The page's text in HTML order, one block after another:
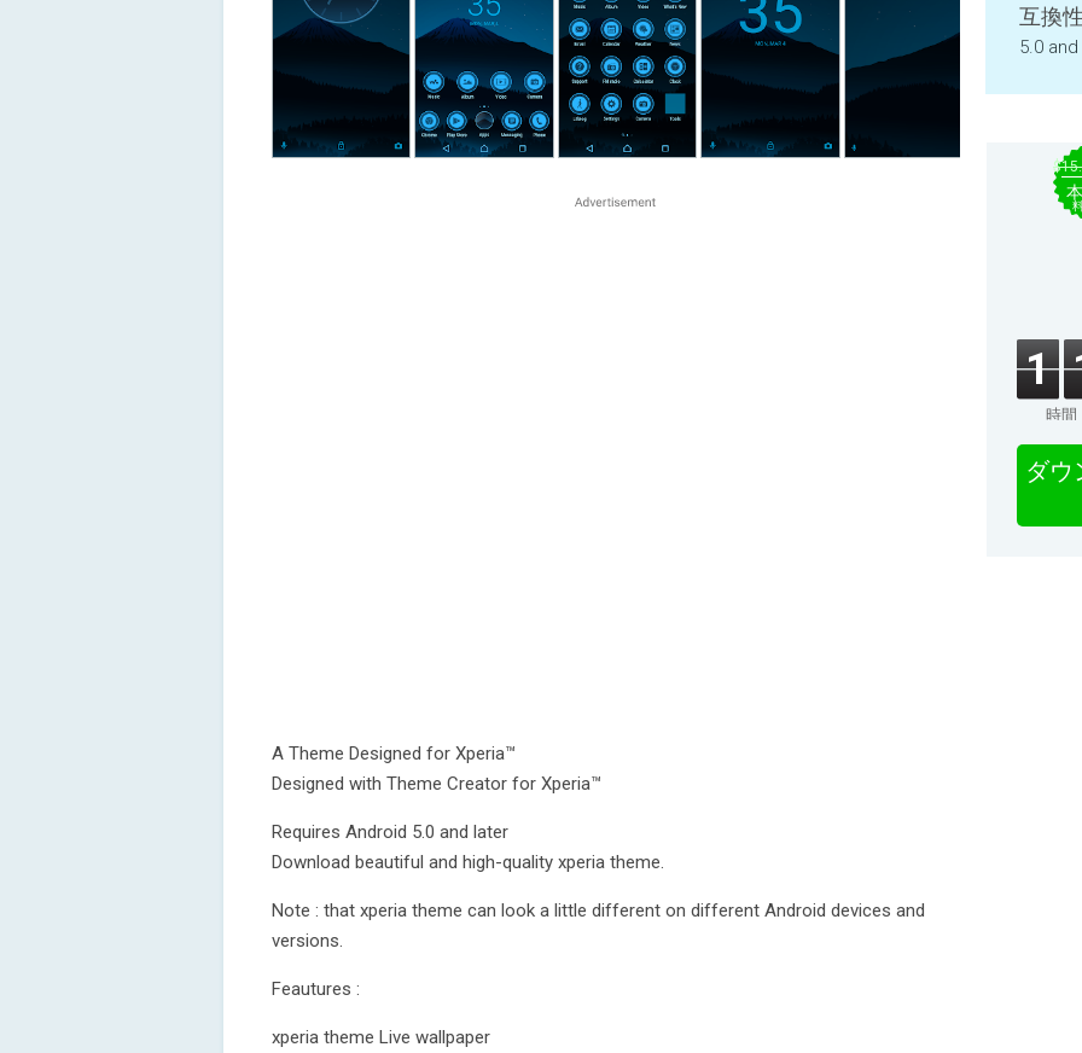
A Theme Designed for Xperia™
Designed with Theme Creator for Xperia™
Requires Android 5.0 and later
Download beautiful and high-quality xperia theme.
Note : that xperia theme can look a little different on different Android devices and
versions.
Feautures :
xperia theme Live wallpaper
互換
5.0
1
時間
ダウ